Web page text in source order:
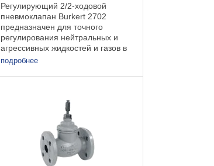
Регулирующий 2/2-ходовой
пневмоклапан Burkert 2702
предназначен для точного
регулирования нейтральных и
агрессивных жидкостей и газов в
трубопроводах с сечением Ду 15-
пневматический клапан
подробнее